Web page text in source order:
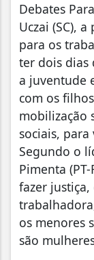
Debates
Uczai (SC),
para os
ter dois dias
a juventude
com os
mobilização
sociais,
Segundo o
Pimenta
fazer
os menores
são